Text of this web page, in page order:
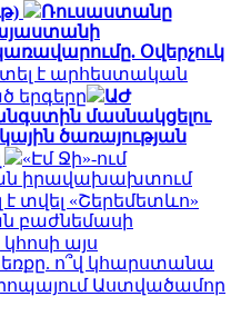
Ռուսաստանը
Օվերչուկ
է արհեստական
երգերը
ԱԺ
մասնակցելու
ծառայության
«Էմ Ջի»-ում
իրավախախտում
է տվել «Շերեմետևո»
բաժնեմասի
այս
ո՞վ կհարստանա
Աստվածամոր